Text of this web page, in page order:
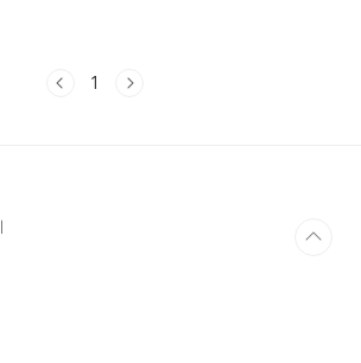
0. 이 글의 요점1. 커피의 추출 방식 1-1. 커피 관련
방법]커피를 마시는 방법 중 가장 중요한 것은 커피의
1